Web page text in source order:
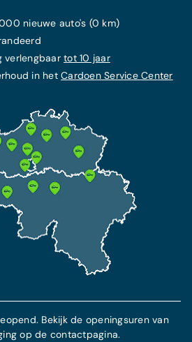
PAKKET
tot 10 jaar
inbegrepen
reparatiekosten inbegrepen
inbegrepen
Meer informatie
Meer info
bevat een BA verzekering en
van diefstal en ongeval.
Meer info
nieuwe auto's (0 km)
verlengbaartot 10 jaar
in hetCardoen Service Center
Bekijk de openingsuren van
op de contactpagina.